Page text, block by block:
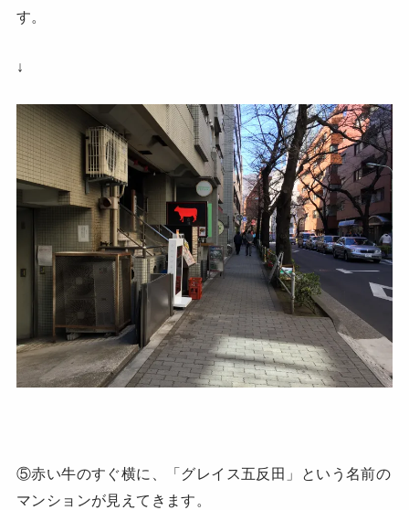
す。
↓
⑤赤い牛のすぐ横に、「グレイス五反田」という名前の
マンションが見えてきます。